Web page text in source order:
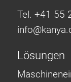
Tel. +41 55
info@
Lösungen